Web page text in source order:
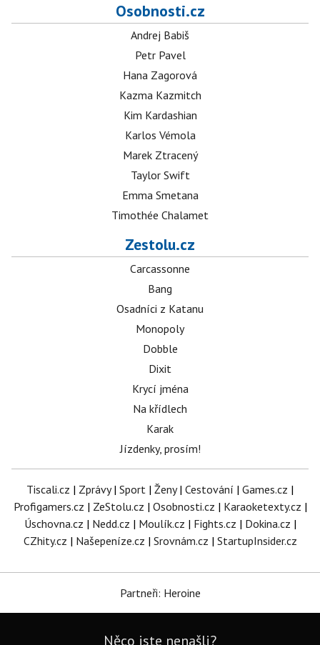
Osobnosti.cz
Andrej Babiš
Petr Pavel
Hana Zagorová
Kazma Kazmitch
Kim Kardashian
Karlos Vémola
Marek Ztracený
Taylor Swift
Emma Smetana
Timothée Chalamet
Zestolu.cz
Carcassonne
Bang
Osadníci z Katanu
Monopoly
Dobble
Dixit
Krycí jména
Na křídlech
Karak
Jízdenky, prosím!
Tiscali.cz | Zprávy| Sport | Ženy| Cestování | Games.cz |
Profigamers.cz | ZeStolu.cz | Osobnosti.cz | Karaoketexty.cz |
Úschovna.cz | Nedd.cz | Moulík.cz | Fights.cz | Dokina.cz |
CZhity.cz | Našepeníze.cz | Srovnám.cz | StartupInsider.cz
Partneři: Heroine
Něco jste nenašli?